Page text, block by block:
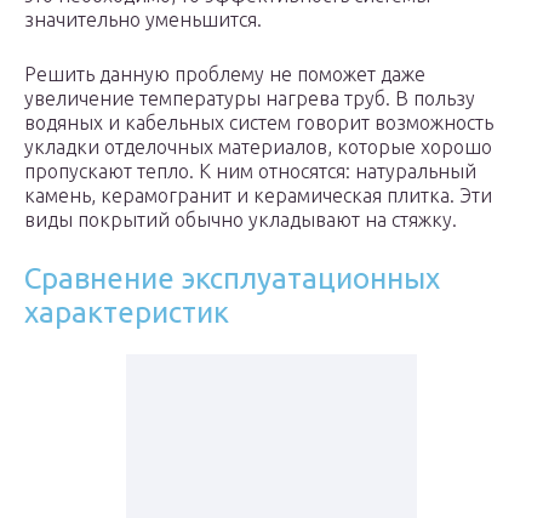
значительно уменьшится.
Решить данную проблему не поможет даже
увеличение температуры нагрева труб. В пользу
водяных и кабельных систем говорит возможность
укладки отделочных материалов, которые хорошо
пропускают тепло. К ним относятся: натуральный
камень, керамогранит и керамическая плитка. Эти
виды покрытий обычно укладывают на стяжку.
Сравнение эксплуатационных
характеристик